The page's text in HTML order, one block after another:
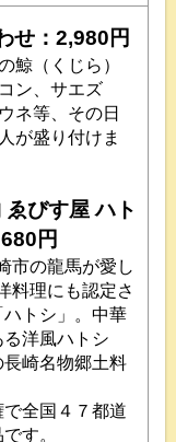
せ：2,980円
鯨（くじら）
ン、サエズ
ネ等、その日
が盛り付けま
ゑびす屋 ハト
円
市の龍馬が愛し
料理にも認定さ
トシ」。中華
洋風ハトシ
崎名物郷土料
全国４７都道
す。